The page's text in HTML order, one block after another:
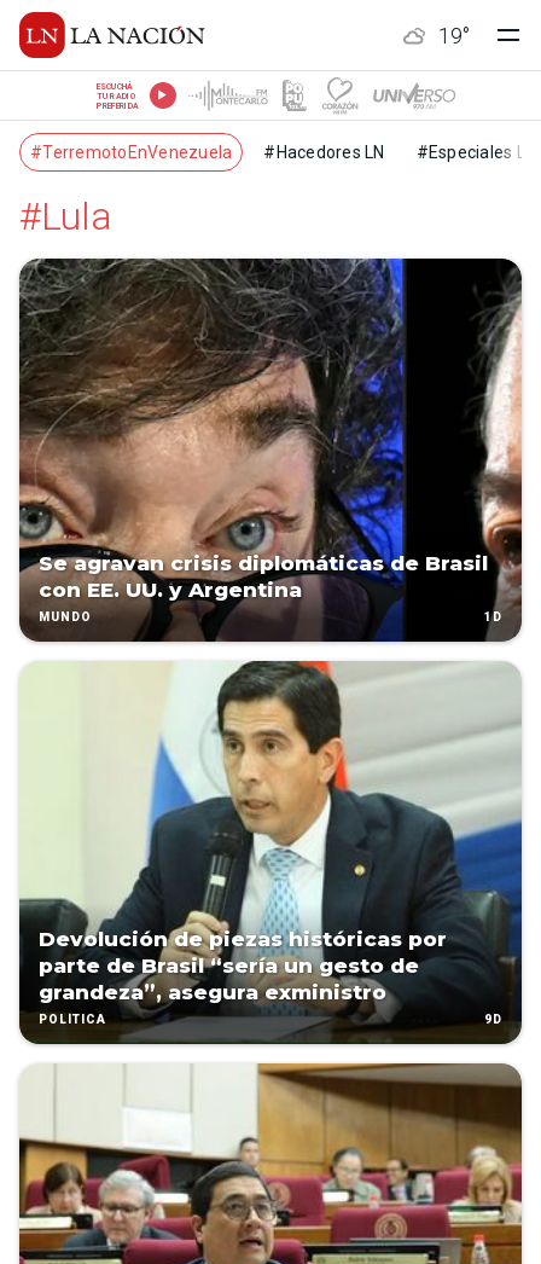
19°
ESCUCHÁ
TU RADIO
PREFERIDA
#TerremotoEnVenezuela #Hacedores LN #Especiales LN
#Lula
Se agravan crisis diplomáticas de Brasil
con EE. UU. y Argentina
MUNDO 1D
Devolución de piezas históricas por
parte de Brasil “sería un gesto de
grandeza”, asegura exministro
POLÍTICA 9D